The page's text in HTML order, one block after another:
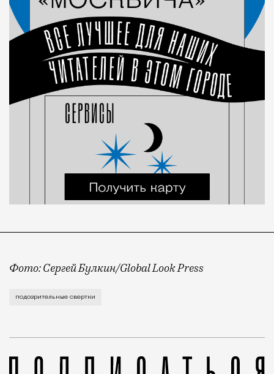
Фото: Сергей Булкин/Global Look Press
Вчера вечером на детской площадке в
подозрительные свертки